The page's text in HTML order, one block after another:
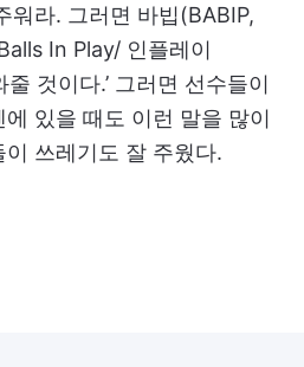
워라. 그러면 바빕(BABIP,
In Play/ 인플레이
것이다.’ 그러면 선수들이
있을 때도 이런 말을 많이
쓰레기도 잘 주웠다.